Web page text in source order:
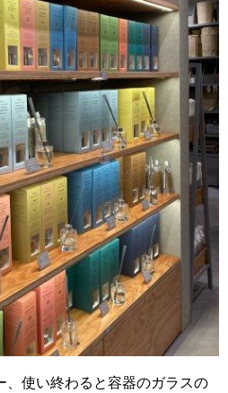
、使い終わると容器のガラスの